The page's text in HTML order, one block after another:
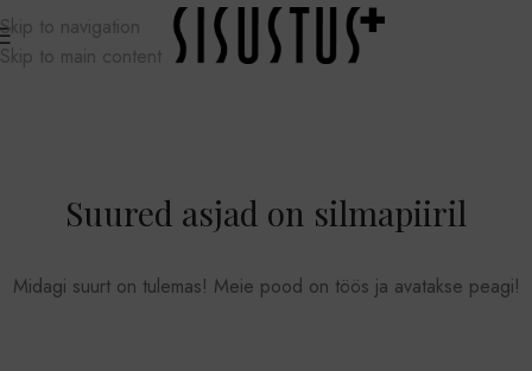
Skip to navigation
Skip to main content
Suured asjad on silmapiiril
Midagi suurt on tulemas! Meie pood on töös ja avatakse peagi!